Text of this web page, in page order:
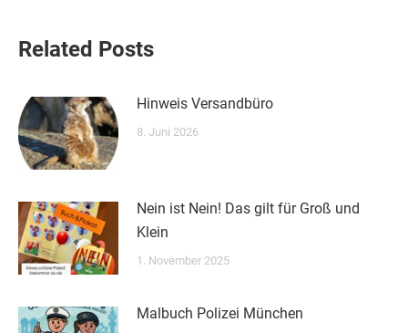
Related Posts
Hinweis Versandbüro
8. Juni 2026
Nein ist Nein! Das gilt für Groß und
Klein
1. November 2025
Malbuch Polizei München